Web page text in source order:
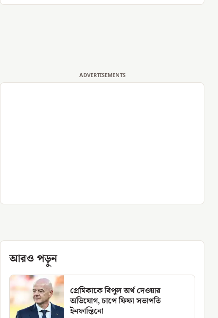
ADVERTISEMENTS
আরও পড়ুন
প্রেমিকাকে বিপুল অর্থ দেওয়ার
অভিযোগ, চাপে ফিফা সভাপতি
ইনফান্তিনো